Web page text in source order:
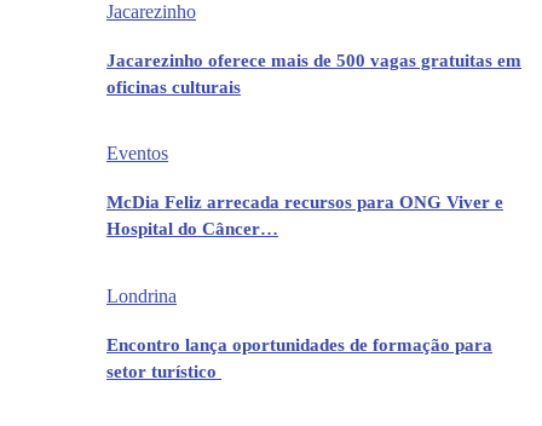
Jacarezinho
Jacarezinho oferece mais de 500 vagas gratuitas em
oficinas culturais
Eventos
McDia Feliz arrecada recursos para ONG Viver e
Hospital do Câncer…
Londrina
Encontro lança oportunidades de formação para
setor turístico